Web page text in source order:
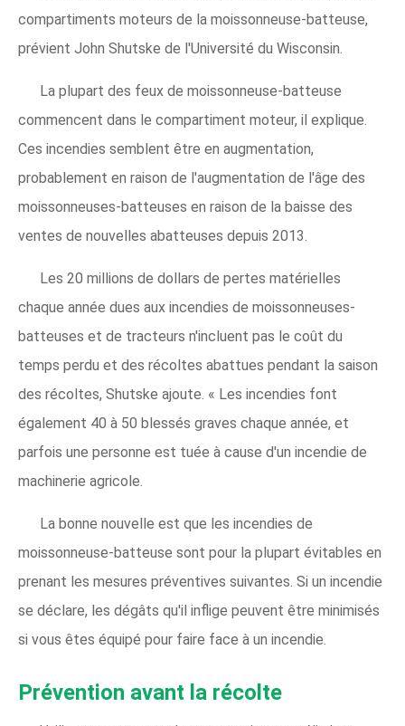
compartiments moteurs de la moissonneuse-batteuse,
prévient John Shutske de l'Université du Wisconsin.
La plupart des feux de moissonneuse-batteuse
commencent dans le compartiment moteur, il explique.
Ces incendies semblent être en augmentation,
probablement en raison de l'augmentation de l'âge des
moissonneuses-batteuses en raison de la baisse des
ventes de nouvelles abatteuses depuis 2013.
Les 20 millions de dollars de pertes matérielles
chaque année dues aux incendies de moissonneuses-
batteuses et de tracteurs n'incluent pas le coût du
temps perdu et des récoltes abattues pendant la saison
des récoltes, Shutske ajoute. « Les incendies font
également 40 à 50 blessés graves chaque année, et
parfois une personne est tuée à cause d'un incendie de
machinerie agricole.
La bonne nouvelle est que les incendies de
moissonneuse-batteuse sont pour la plupart évitables en
prenant les mesures préventives suivantes. Si un incendie
se déclare, les dégâts qu'il inflige peuvent être minimisés
si vous êtes équipé pour faire face à un incendie.
Prévention avant la récolte